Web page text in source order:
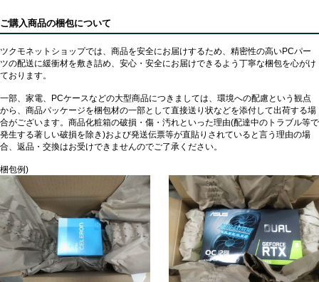
ご購入商品の梱包について
ツクモネットショップでは、商品を安全にお届けするため、精密性の高いPCパー
ツの配送に緩衝材を敷き詰め、安心・安全にお届けできるよう丁寧な梱包を心がけ
ております。
一部、家電、PCケースなどの大型商品につきましては、環境への配慮という観点
から、商品パッケージを梱包材の一部として直接送り状などを添付して出荷する場
合がございます。商品化粧箱の破損・傷・汚れといった理由(配達中のトラブル等で
発生する著しい破損を除き)および発送伝票等が直貼りされていると言う理由の場
合、返品・交換はお受けできませんのでご了承ください。
梱包例)